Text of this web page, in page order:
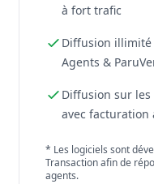
à fort trafic
Diffusion
Agents &
Diffusion sur
avec facturation
* Les logiciels sont
Transaction afin de
agents.